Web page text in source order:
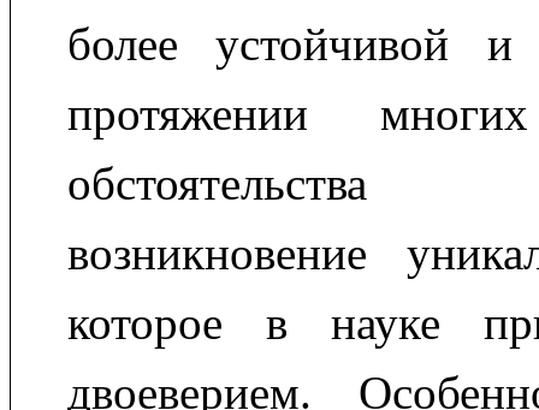
более устойчивой
протяжении
обстоятельства
возникновение
которое в науке
двоеверием.